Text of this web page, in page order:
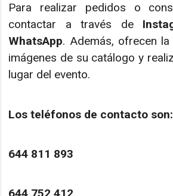
Para realizar pedidos o
contactar a través de
WhatsApp. Además, ofrecen
imágenes de su catálogo y
lugar del evento.
Los teléfonos de contacto son:
644 811 893